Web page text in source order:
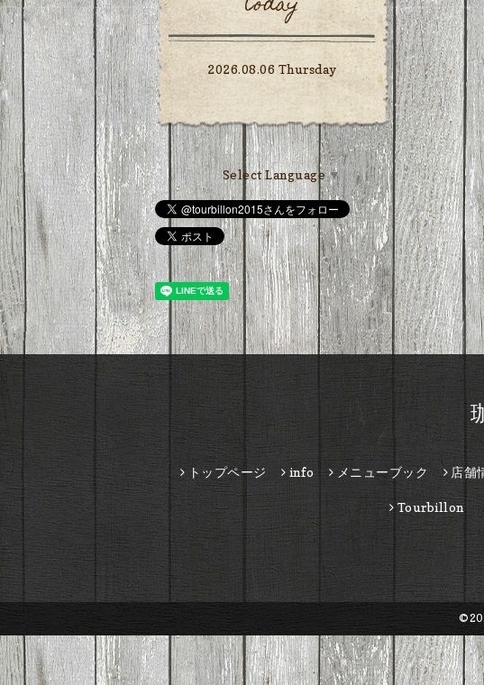
2026.08.06 Thursday
Select Language▼
トップページ info メニューブック 店舗